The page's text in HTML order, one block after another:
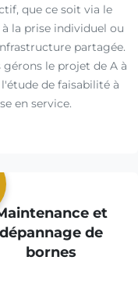
que ce soit via le
la prise individuel ou
partagée.
gérons le projet de A à
l'étude de faisabilité à
en service.
et
dépannage de
bornes